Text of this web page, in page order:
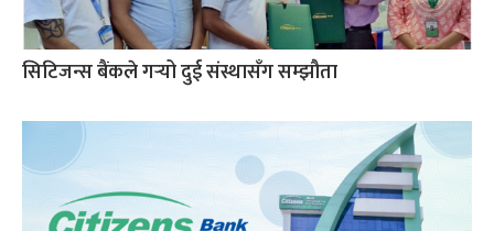
सिटिजन्स बैंकले गर्‍यो दुई संस्थासँग सम्झौता